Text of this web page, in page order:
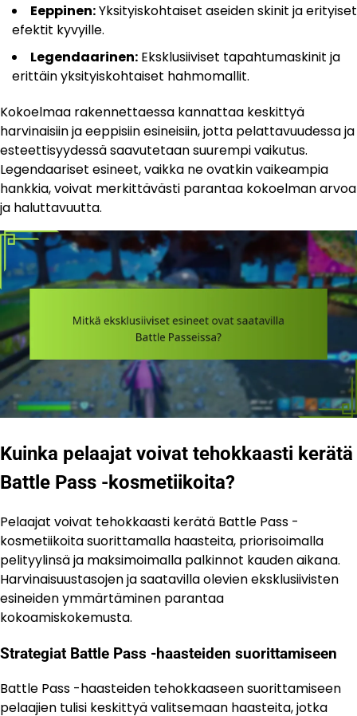
Eeppinen:Yksityiskohtaiset aseiden skinit ja erityiset
efektit kyvyille.
Legendaarinen: Eksklusiiviset tapahtumaskinit ja
erittäin yksityiskohtaiset hahmomallit.
Kokoelmaa rakennettaessa kannattaa keskittyä
harvinaisiin ja eeppisiin esineisiin, jotta pelattavuudessa ja
esteettisyydessä saavutetaan suurempi vaikutus.
Legendaariset esineet, vaikka ne ovatkin vaikeampia
hankkia, voivat merkittävästi parantaa kokoelman arvoa
ja haluttavuutta.
Kuinka pelaajat voivat tehokkaasti kerätä
Battle Pass -kosmetiikoita?
Pelaajat voivat tehokkaasti kerätä Battle Pass -
kosmetiikoita suorittamalla haasteita, priorisoimalla
pelityylinsä ja maksimoimalla palkinnot kauden aikana.
Harvinaisuustasojen ja saatavilla olevien eksklusiivisten
esineiden ymmärtäminen parantaa
kokoamiskokemusta.
Strategiat Battle Pass -haasteiden suorittamiseen
Battle Pass -haasteiden tehokkaaseen suorittamiseen
pelaajien tulisi keskittyä valitsemaan haasteita, jotka